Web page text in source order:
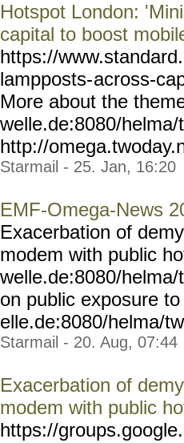
Hotspot London:
capital to boost
https://
lampposts-across-
More about the
welle.de:8080/helma/
http://
Starmail - 25. Jan, 16:20
EMF-Omega-News
Exacerbation of
modem with public
welle.de:8080/helma/
on public exposure
elle.de:8080/helma/
Starmail - 20. Aug, 07:44
Exacerbation of
modem with public
https://